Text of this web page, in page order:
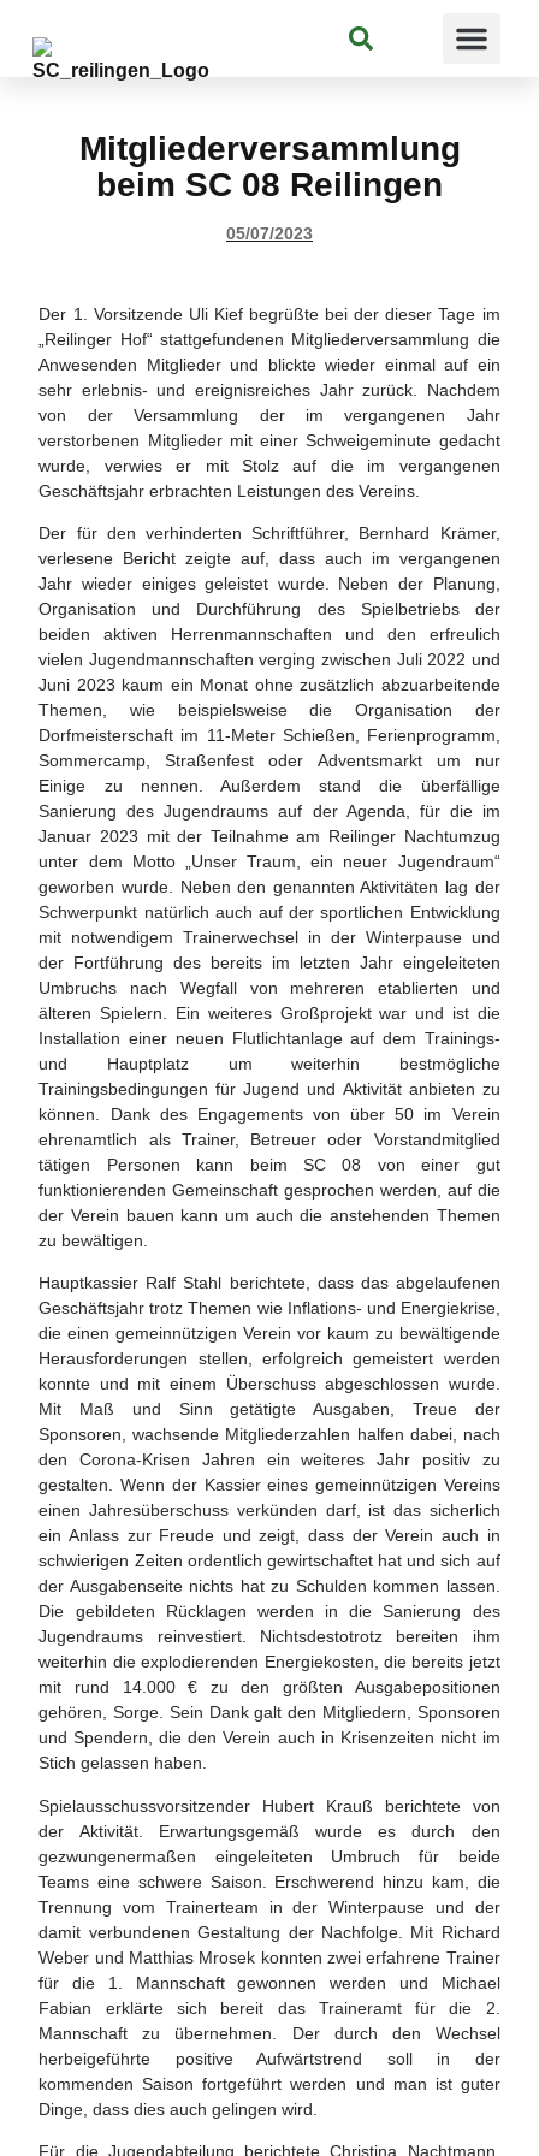
Suchen
Mitgliederversammlung
beim SC 08 Reilingen
05/07/2023
Der 1. Vorsitzende Uli Kief begrüßte bei der dieser Tage im
„Reilinger Hof“ stattgefundenen Mitgliederversammlung die
Anwesenden Mitglieder und blickte wieder einmal auf ein
sehr erlebnis- und ereignisreiches Jahr zurück. Nachdem
von der Versammlung der im vergangenen Jahr
verstorbenen Mitglieder mit einer Schweigeminute gedacht
wurde, verwies er mit Stolz auf die im vergangenen
Geschäftsjahr erbrachten Leistungen des Vereins.
Der für den verhinderten Schriftführer, Bernhard Krämer,
verlesene Bericht zeigte auf, dass auch im vergangenen
Jahr wieder einiges geleistet wurde. Neben der Planung,
Organisation und Durchführung des Spielbetriebs der
beiden aktiven Herrenmannschaften und den erfreulich
vielen Jugendmannschaften verging zwischen Juli 2022 und
Juni 2023 kaum ein Monat ohne zusätzlich abzuarbeitende
Themen, wie beispielsweise die Organisation der
Dorfmeisterschaft im 11-Meter Schießen, Ferienprogramm,
Sommercamp, Straßenfest oder Adventsmarkt um nur
Einige zu nennen. Außerdem stand die überfällige
Sanierung des Jugendraums auf der Agenda, für die im
Januar 2023 mit der Teilnahme am Reilinger Nachtumzug
unter dem Motto „Unser Traum, ein neuer Jugendraum“
geworben wurde. Neben den genannten Aktivitäten lag der
Schwerpunkt natürlich auch auf der sportlichen Entwicklung
mit notwendigem Trainerwechsel in der Winterpause und
der Fortführung des bereits im letzten Jahr eingeleiteten
Umbruchs nach Wegfall von mehreren etablierten und
älteren Spielern. Ein weiteres Großprojekt war und ist die
Installation einer neuen Flutlichtanlage auf dem Trainings-
und Hauptplatz um weiterhin bestmögliche
Trainingsbedingungen für Jugend und Aktivität anbieten zu
können. Dank des Engagements von über 50 im Verein
ehrenamtlich als Trainer, Betreuer oder Vorstandmitglied
tätigen Personen kann beim SC 08 von einer gut
funktionierenden Gemeinschaft gesprochen werden, auf die
der Verein bauen kann um auch die anstehenden Themen
zu bewältigen.
Hauptkassier Ralf Stahl berichtete, dass das abgelaufenen
Geschäftsjahr trotz Themen wie Inflations- und Energiekrise,
die einen gemeinnützigen Verein vor kaum zu bewältigende
Herausforderungen stellen, erfolgreich gemeistert werden
konnte und mit einem Überschuss abgeschlossen wurde.
Mit Maß und Sinn getätigte Ausgaben, Treue der
Sponsoren, wachsende Mitgliederzahlen halfen dabei, nach
den Corona-Krisen Jahren ein weiteres Jahr positiv zu
gestalten. Wenn der Kassier eines gemeinnützigen Vereins
einen Jahresüberschuss verkünden darf, ist das sicherlich
ein Anlass zur Freude und zeigt, dass der Verein auch in
schwierigen Zeiten ordentlich gewirtschaftet hat und sich auf
der Ausgabenseite nichts hat zu Schulden kommen lassen.
Die gebildeten Rücklagen werden in die Sanierung des
Jugendraums reinvestiert. Nichtsdestotrotz bereiten ihm
weiterhin die explodierenden Energiekosten, die bereits jetzt
mit rund 14.000 € zu den größten Ausgabepositionen
gehören, Sorge. Sein Dank galt den Mitgliedern, Sponsoren
und Spendern, die den Verein auch in Krisenzeiten nicht im
Stich gelassen haben.
Spielausschussvorsitzender Hubert Krauß berichtete von
der Aktivität. Erwartungsgemäß wurde es durch den
gezwungenermaßen eingeleiteten Umbruch für beide
Teams eine schwere Saison. Erschwerend hinzu kam, die
Trennung vom Trainerteam in der Winterpause und der
damit verbundenen Gestaltung der Nachfolge. Mit Richard
Weber und Matthias Mrosek konnten zwei erfahrene Trainer
für die 1. Mannschaft gewonnen werden und Michael
Fabian erklärte sich bereit das Traineramt für die 2.
Mannschaft zu übernehmen. Der durch den Wechsel
herbeigeführte positive Aufwärtstrend soll in der
kommenden Saison fortgeführt werden und man ist guter
Dinge, dass dies auch gelingen wird.
Für die Jugendabteilung berichtete Christina Nachtmann,